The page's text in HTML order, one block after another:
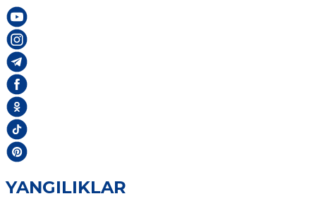
YANGILIKLAR